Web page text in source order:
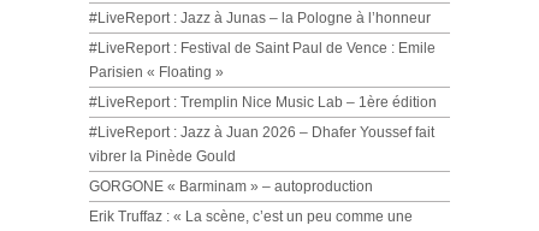
#LiveReport : Jazz à Junas – la Pologne à l’honneur
#LiveReport : Festival de Saint Paul de Vence : Emile
Parisien « Floating »
#LiveReport : Tremplin Nice Music Lab – 1ère édition
#LiveReport : Jazz à Juan 2026 – Dhafer Youssef fait
vibrer la Pinède Gould
GORGONE « Barminam » – autoproduction
Erik Truffaz : « La scène, c’est un peu comme une